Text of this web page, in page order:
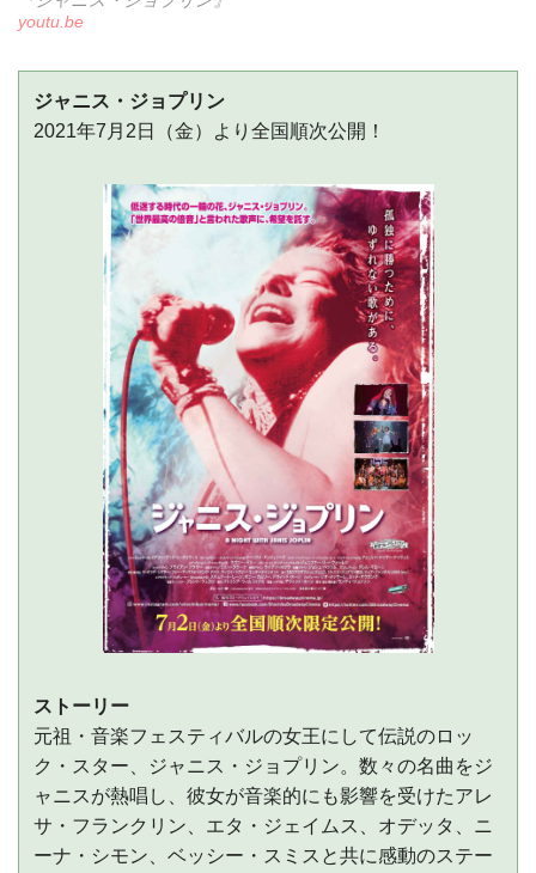
youtu.be
ジャニス・ジョプリン
2021年7月2日（金）より全国順次公開！
ストーリー
元祖・音楽フェスティバルの女王にして伝説のロッ
ク・スター、ジャニス・ジョプリン。数々の名曲をジ
ャニスが熱唱し、彼女が音楽的にも影響を受けたアレ
サ・フランクリン、エタ・ジェイムス、オデッタ、ニ
ーナ・シモン、ベッシー・スミスと共に感動のステー